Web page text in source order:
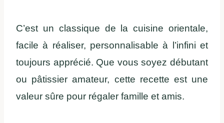
C’est un classique de la cuisine orientale,
facile à réaliser, personnalisable à l’infini et
toujours apprécié. Que vous soyez débutant
ou pâtissier amateur, cette recette est une
valeur sûre pour régaler famille et amis.